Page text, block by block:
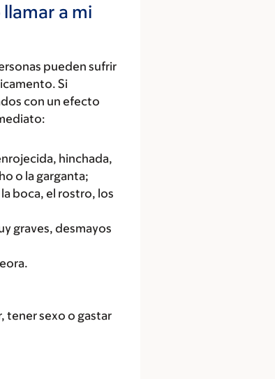
a mi
pueden sufrir
Si
con un efecto
hinchada,
o la garganta;
boca, el rostro, los
graves, desmayos
tener sexo o gastar